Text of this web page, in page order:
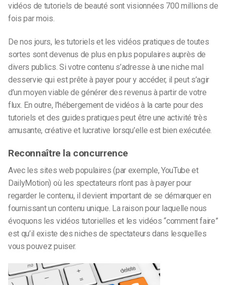
vidéos de tutoriels de beauté sont visionnées 700 millions de
fois par mois.
De nos jours, les tutoriels et les vidéos pratiques de toutes
sortes sont devenus de plus en plus populaires auprès de
divers publics. Si votre contenu s’adresse à une niche mal
desservie qui est prête à payer pour y accéder, il peut s’agir
d’un moyen viable de générer des revenus à partir de votre
flux. En outre, l’hébergement de vidéos à la carte pour des
tutoriels et des guides pratiques peut être une activité très
amusante, créative et lucrative lorsqu’elle est bien exécutée.
Reconnaître la concurrence
Avec les sites web populaires (par exemple, YouTube et
DailyMotion) où les spectateurs n’ont pas à payer pour
regarder le contenu, il devient important de se démarquer en
fournissant un contenu unique. La raison pour laquelle nous
évoquons les vidéos tutorielles et les vidéos “comment faire”
est qu’il existe des niches de spectateurs dans lesquelles
vous pouvez puiser.